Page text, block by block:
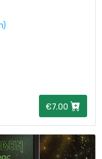
€7.00